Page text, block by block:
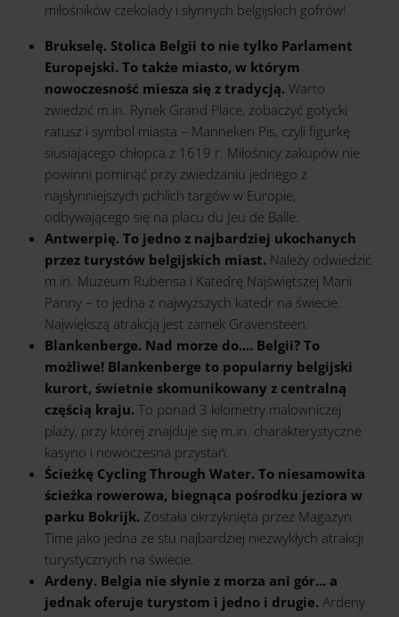
miłośników czekolady i słynnych belgijskich gofrów!
Brukselę. Stolica Belgii to nie tylko Parlament
Europejski. To także miasto, w którym
nowoczesność miesza się z tradycją. Warto
zwiedzić m.in. Rynek Grand Place, zobaczyć gotycki
ratusz i symbol miasta – Manneken Pis, czyli figurkę
siusiającego chłopca z 1619 r. Miłośnicy zakupów nie
powinni pominąć przy zwiedzaniu jednego z
najsłynniejszych pchlich targów w Europie,
odbywającego się na placu du Jeu de Balle.
Antwerpię. To jedno z najbardziej ukochanych
przez turystów belgijskich miast. Należy odwiedzić
m.in. Muzeum Rubensa i Katedrę Najświętszej Marii
Panny – to jedna z najwyższych katedr na świecie.
Największą atrakcją jest zamek Gravensteen.
Blankenberge. Nad morze do.... Belgii? To
możliwe! Blankenberge to popularny belgijski
kurort, świetnie skomunikowany z centralną
częścią kraju. To ponad 3 kilometry malowniczej
plaży, przy której znajduje się m.in. charakterystyczne
kasyno i nowoczesna przystań.
Ścieżkę Cycling Through Water. To niesamowita
ścieżka rowerowa, biegnąca pośrodku jeziora w
parku Bokrijk. Została okrzyknięta przez Magazyn
Time jako jedna ze stu najbardziej niezwykłych atrakcji
turystycznych na świecie.
Ardeny. Belgia nie słynie z morza ani gór... a
jednak oferuje turystom i jedno i drugie. Ardeny